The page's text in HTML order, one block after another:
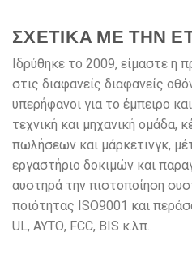
ΣΧΕΤΙΚΆ ΜΕ ΤΗΝ
Ιδρύθηκε το 2009, είμαστε η
στις διαφανείς διαφανείς
υπερήφανοι για το έμπειρο
τεχνική και μηχανική ομάδα,
πωλήσεων και μάρκετινγκ,
εργαστήριο δοκιμών και
αυστηρά την πιστοποίηση
ποιότητας ISO9001 και
UL, ΑΥΤΟ, FCC, BIS κ.λπ..